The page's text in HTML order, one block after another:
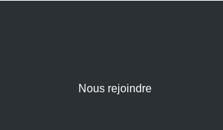
Nous rejoindre